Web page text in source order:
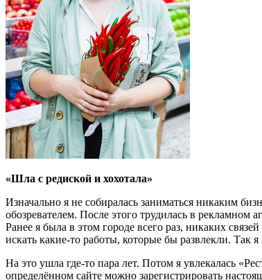
«Шла с редиской и хохотала»
Изначально я не собиралась заниматься никаким
обозревателем. После этого трудилась в
Ранее я была в этом городе всего раз, никаких
искать какие-то работы, которые бы развлекли. Так
На это ушла где-то пара лет. Потом я увлекалась
определённом сайте можно зарегистрировать